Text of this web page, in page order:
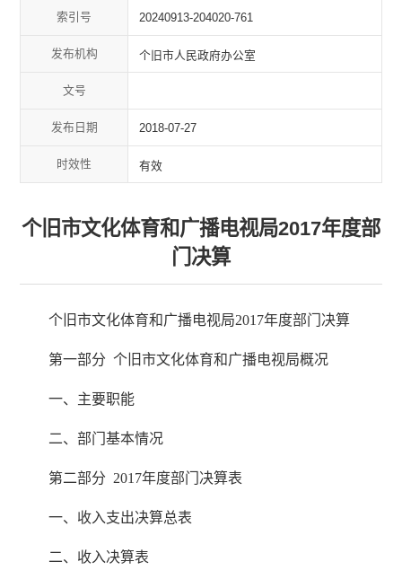
索引号 20240913-204020-761
发布机构 个旧市人民政府办公室
文号
发布日期 2018-07-27
时效性 有效
个旧市文化体育和广播电视局2017年度部
门决算
个旧市文化体育和广播电视局2017年度部门决算
第一部分 个旧市文化体育和广播电视局概况
一、主要职能
二、部门基本情况
第二部分 2017年度部门决算表
一、收入支出决算总表
二、收入决算表